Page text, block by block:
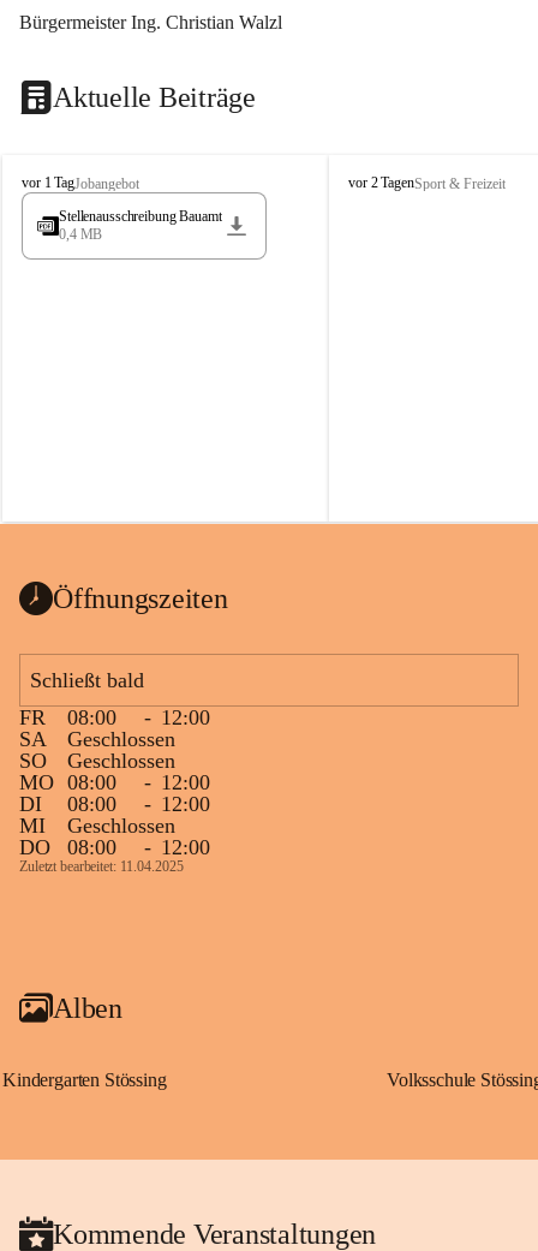
Bürgermeister Ing. Christian Walzl
Aktuelle Beiträge
S
t
s
vor 1 TagJobangebot
Stellenausschreibung Bauamt
0,4 MB
S
vor 2 TagenSport & Freizeit
Öffnungszeiten
Schließt bald
FR
08:00 - 12:00
SA
Geschlossen
SO
Geschlossen
MO 08:00 - 12:00
DI
08:00 - 12:00
MI
Geschlossen
DO
08:00 - 12:00
Zuletzt bearbeitet: 11.04.2025
Alben
Kindergarten Stössing Volksschule
Kommende Veranstaltungen